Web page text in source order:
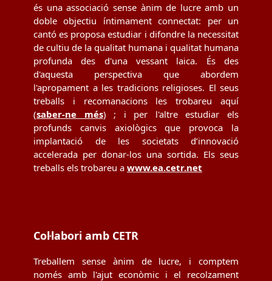
és una associació sense ànim de lucre amb un
doble objectiu íntimament connectat: per un
cantó es proposa estudiar i difondre la necessitat
de cultiu de la qualitat humana i qualitat humana
profunda des d'una vessant laica. És des
d'aquesta perspectiva que abordem
l'apropament a les tradicions religioses. El seus
treballs i recomanacions les trobareu aquí
(saber-ne més) ; i per l'altre estudiar els
profunds canvis axiològics que provoca la
implantació de les societats d’innovació
accelerada per donar-los una sortida. Els seus
treballs els trobareu a www.ea.cetr.net
Col·labori amb CETR
Treballem sense ànim de lucre, i comptem
només amb l'ajut econòmic i el recolzament